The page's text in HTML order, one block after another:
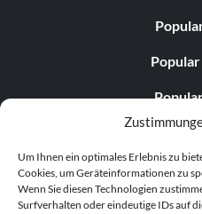
Um Ihnen ein optimales Erlebnis zu
Cookies, um Geräteinformationen zu
Wenn Sie diesen Technologien
Surfverhalten oder eindeutige IDs auf
Popular
Popular
LATEST